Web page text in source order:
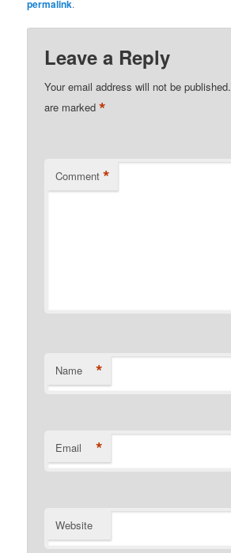
permalink.
Leave a Reply
Your email address will not be published.
are marked*
Comment *
Name *
Email *
Website